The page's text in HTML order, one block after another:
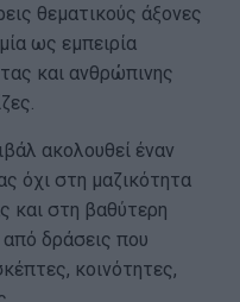
θεματικούς άξονες
ως εμπειρία
και ανθρώπινης
ακολουθεί έναν
όχι στη μαζικότητα
και στη βαθύτερη
δράσεις που
κοινότητες,